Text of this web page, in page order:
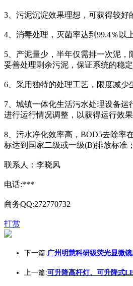
3、污泥沉淀效果理想，可获得较好
4、消毒处理，灭菌率达到99.4％以
5、产泥量少，半年仅需排一次泥，
妥善处理剩余污泥，保证系统的稳定
6、采用独特的处理工艺，限度减少
7、城镇一体化生活污水处理设备运
进行运行情况调整，以获得运行效果
8、污水净化效率高，BOD5去除率
标达到国家二级或一级(B)排放标准；
联系人：李晓风
电话:***
商务QQ:272770732
打赏
下一篇:广州明慧科研级荧光显微
上一篇:可升降高杆灯、可升降式